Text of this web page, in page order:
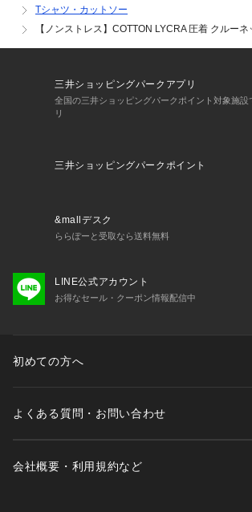
Tシャツ・カットソー
【ノンストレス】COTTON LYCRA 圧着 クルー
三井ショッピングパークアプリ
全国の三井ショッピングパークポイント対象施設
リ
三井ショッピングパークポイント
&mallデスク
ららぽーと受取なら送料無料
LINE公式アカウント
お得なセール・クーポン情報配信中
初めての方へ
よくある質問・お問い合わせ
会社概要・利用規約など